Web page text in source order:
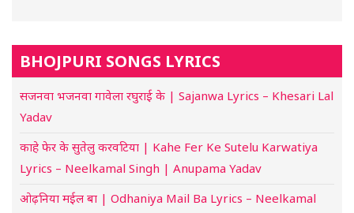
BHOJPURI SONGS LYRICS
सजनवा भजनवा गावेला रघुराई के | Sajanwa Lyrics – Khesari Lal
Yadav
काहे फेर के सुतेलु करवटिया | Kahe Fer Ke Sutelu Karwatiya
Lyrics – Neelkamal Singh | Anupama Yadav
ओढ़निया मईल बा | Odhaniya Mail Ba Lyrics – Neelkamal